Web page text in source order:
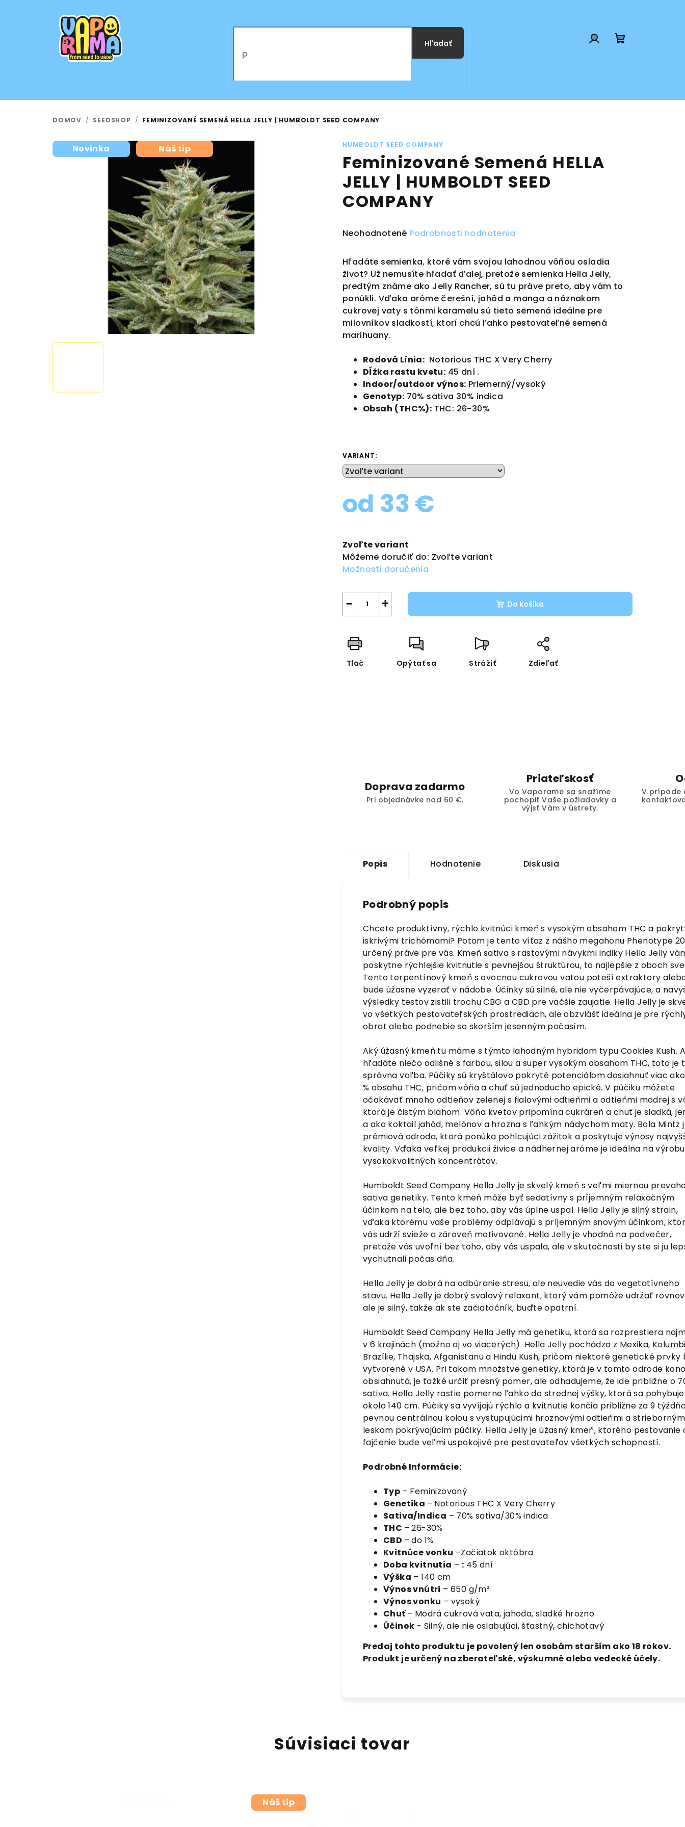
Hľadať
DOMOV / SEEDSHOP / FEMINIZOVANÉ SEMENÁ HELLA JELLY | HUMBOLDT SEED COMPANY
HUMBOLDT SEED COMPANY
Feminizované Semená HELLA
JELLY | HUMBOLDT SEED
COMPANY
Priemerné
produktu
je
0,0
z
5
hviezdičiek.
Neohodnotené Podrobnosti hodnotenia
Hľadáte semienka, ktoré vám svojou lahodnou vôňou osladia
život? Už nemusíte hľadať ďalej, pretože semienka Hella Jelly,
predtým známe ako Jelly Rancher, sú tu práve preto, aby vám to
ponúkli. Vďaka aróme čerešní, jahôd a manga a náznakom
cukrovej vaty s tónmi karamelu sú tieto semená ideálne pre
milovníkov sladkostí, ktorí chcú ľahko pestovateľné semená
marihuany.
Rodová Línia: Notorious THC X Very Cherry
Dĺžka rastu kvetu: 45 dní .
Indoor/outdoor výnos: Priemerný/vysoký
Genotyp: 70% sativa 30% indica
Obsah (THC%): THC: 26-30%
VARIANT:
od 33 €
cena:
Zvoľte variant
Môžeme doručiť do: Zvoľte variant
Možnosti doručenia
+
− Do košíka
Tlač Opýtať sa Strážiť Zdieľať
Novinka Náš tip
Doprava zadarmo
Pri objednávke nad 60 €.
Priateľskosť
Vo Vaporame sa snažíme
pochopiť Vaše požiadavky a
výjsť Vám v ústrety.
V prípade
Popis Hodnotenie Diskusia
Podrobný popis
Chcete produktívny, rýchlo kvitnúci kmeň s vysokým obsahom THC a
iskrivými trichómami? Potom je tento víťaz z nášho megahonu Phenotype
určený práve pre vás. Kmeň sativa s rastovými návykmi indiky Hella Jelly
poskytne rýchlejšie kvitnutie s pevnejšou štruktúrou, to najlepšie z oboch
Tento terpentínový kmeň s ovocnou cukrovou vatou poteší extraktory
bude úžasne vyzerať v nádobe. Účinky sú silné, ale nie vyčerpávajúce, a
výsledky testov zistili trochu CBG a CBD pre väčšie zaujatie. Hella Jelly je
vo všetkých pestovateľských prostrediach, ale obzvlášť ideálna je pre
obrat alebo podnebie so skorším jesenným počasím.
Aký úžasný kmeň tu máme s týmto lahodným hybridom typu Cookies Kush.
hľadáte niečo odlišné s farbou, silou a super vysokým obsahom THC, toto je
správna voľba. Púčiky sú kryštálovo pokryté potenciálom dosiahnuť viac
% obsahu THC, pričom vôňa a chuť sú jednoducho epické. V púčiku môžete
očakávať mnoho odtieňov zelenej s fialovými odtieňmi a odtieňmi modrej s
ktorá je čistým blahom. Vôňa kvetov pripomína cukráreň a chuť je sladká,
a ako koktail jahôd, melónov a hrozna s ľahkým nádychom mäty. Bola Mintz
prémiová odroda, ktorá ponúka pohlcujúci zážitok a poskytuje výnosy
kvality. Vďaka veľkej produkcii živice a nádhernej aróme je ideálna na výrobu
vysokokvalitných koncentrátov.
Humboldt Seed Company Hella Jelly je skvelý kmeň s veľmi miernou
sativa genetiky. Tento kmeň môže byť sedatívny s príjemným relaxačným
účinkom na telo, ale bez toho, aby vás úplne uspal. Hella Jelly je silný strain,
vďaka ktorému vaše problémy odplávajú s príjemným snovým účinkom,
vás udrží svieže a zároveň motivované. Hella Jelly je vhodná na podvečer,
pretože vás uvoľní bez toho, aby vás uspala, ale v skutočnosti by ste si ju
vychutnali počas dňa.
Hella Jelly je dobrá na odbúranie stresu, ale neuvedie vás do vegetatívneho
stavu. Hella Jelly je dobrý svalový relaxant, ktorý vám pomôže udržať
ale je silný, takže ak ste začiatočník, buďte opatrní.
Humboldt Seed Company Hella Jelly má genetiku, ktorá sa rozprestiera
v 6 krajinách (možno aj vo viacerých). Hella Jelly pochádza z Mexika,
Brazílie, Thajska, Afganistanu a Hindu Kush, pričom niektoré genetické prvky
vytvorené v USA. Pri takom množstve genetiky, ktorá je v tomto odrode
obsiahnutá, je ťažké určiť presný pomer, ale odhadujeme, že ide približne o
sativa. Hella Jelly rastie pomerne ľahko do strednej výšky, ktorá sa pohybuje
okolo 140 cm. Púčiky sa vyvíjajú rýchlo a kvitnutie končia približne za 9
pevnou centrálnou kolou s vystupujúcimi hroznovými odtieňmi a strieborným
leskom pokrývajúcim púčiky. Hella Jelly je úžasný kmeň, ktorého pestovanie
fajčenie bude veľmi uspokojivé pre pestovateľov všetkých schopností.
Podrobné Informácie:
Typ – Feminizovaný
Genetika – Notorious THC X Very Cherry
Sativa/Indica – 70% sativa/30% indica
THC – 26-30%
CBD – do 1%
Kvitnúce vonku –Začiatok októbra
Doba kvitnutia – : 45 dní
Výška – 140 cm
Výnos vnútri – 650 g/m²
Výnos vonku – vysoký
Chuť– Modrá cukrová vata, jahoda, sladké hrozno
Účinok - Silný, ale nie oslabujúci, šťastný, chichotavý
Predaj tohto produktu je povolený len osobám starším ako 18 rokov.
Produkt je určený na zberateľské, výskumné alebo vedecké účely.
Súvisiaci tovar
Náš tip